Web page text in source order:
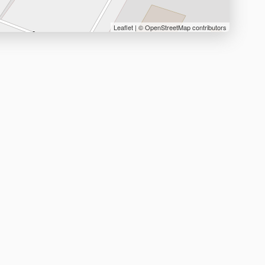
Leaflet | ©OpenStreetMapcontributors